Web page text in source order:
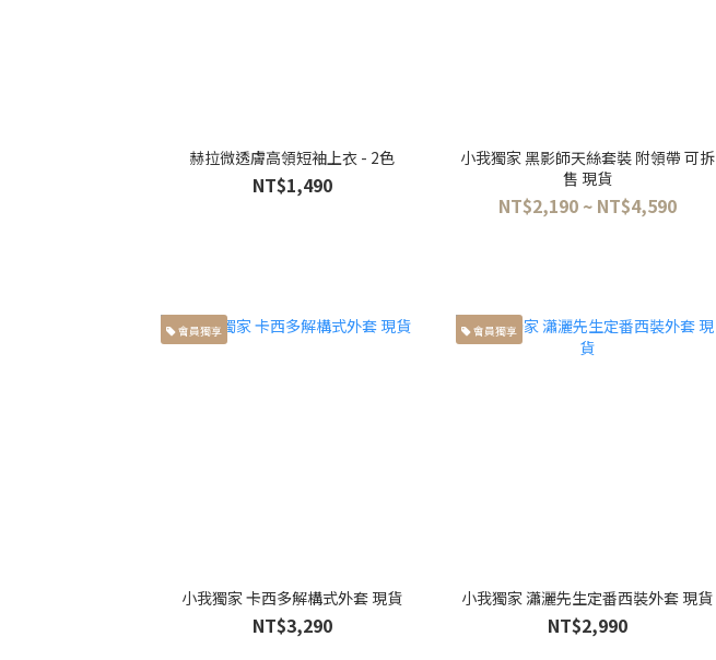
赫拉微透膚高領短袖上衣 - 2色
NT$1,490
小我獨家 黑影師天絲套裝 附領帶 可拆
售 現貨
NT$2,190 ~ NT$4,590
會員獨享
小我獨家 卡西多解構式外套 現貨
NT$3,290
會員獨享
小我獨家 瀟灑先生定番西裝外套 現貨
NT$2,990